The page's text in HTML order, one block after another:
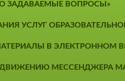
ЗАДАВАЕМЫЕ ВОПРОСЫ»
УСЛУГ
В ЭЛЕКТРОННОМ
МЕССЕНДЖЕРА